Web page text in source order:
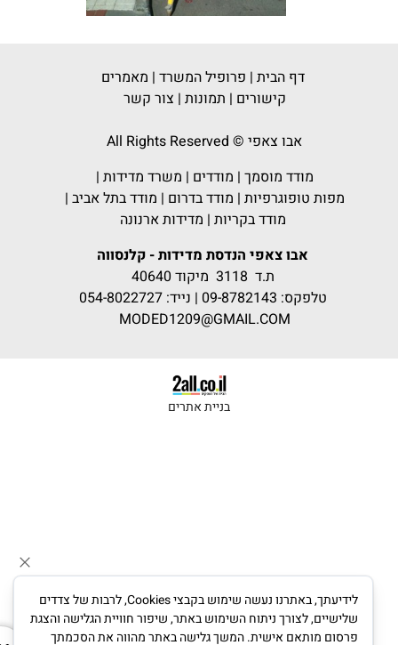
דף הבית|פרופיל המשרד|מאמרים
קישורים| תמונות|צור קשר
אבו צאפי © All Rights Reserved
מודד מוסמך |מודדים| משרד מדידות|
מפות טופוגרפיות|מודד בדרום| מודד בתל אביב|
מודד בקריות|מדידות ארנונה
אבו צאפי הנדסת מדידות - קלנסווה
ת.ד 3118 מיקוד 40640
טלפקס:09-8782143| נייד:054-8022727
MODED1209@GMAIL.COM
בניית אתרים
לידיעתך, באתרנו נעשה שימוש בקבצי Cookies, לרבות של צדדים
שלישיים, לצורך ניתוח השימוש באתר, שיפור חוויית הגלישה והצגת
פרסום מותאם אישית. המשך גלישה באתר מהווה את הסכמתך